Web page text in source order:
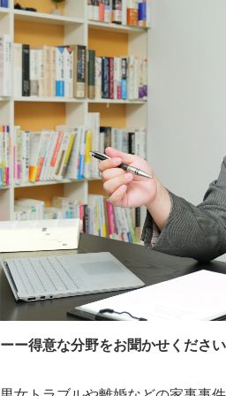
ーー得意な分野をお聞かせください